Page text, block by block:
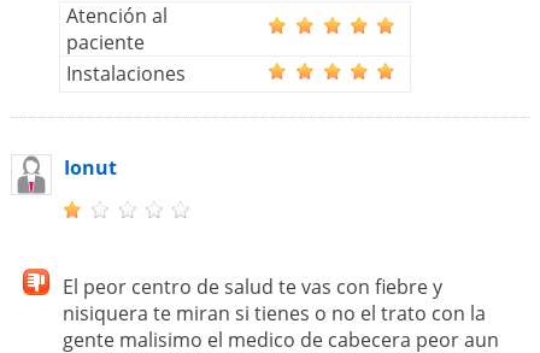
Atención al
paciente
Instalaciones
Ionut
El peor centro de salud te vas con fiebre y
nisiquera te miran si tienes o no el trato con la
gente malisimo el medico de cabecera peor aun